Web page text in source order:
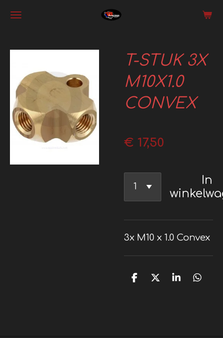
Ga
hoofdinhoud
T-STUK 3X
M10X1.0
CONVEX
€ 17,50
In
3x M10 x 1.0 Convex
D
D
S
D